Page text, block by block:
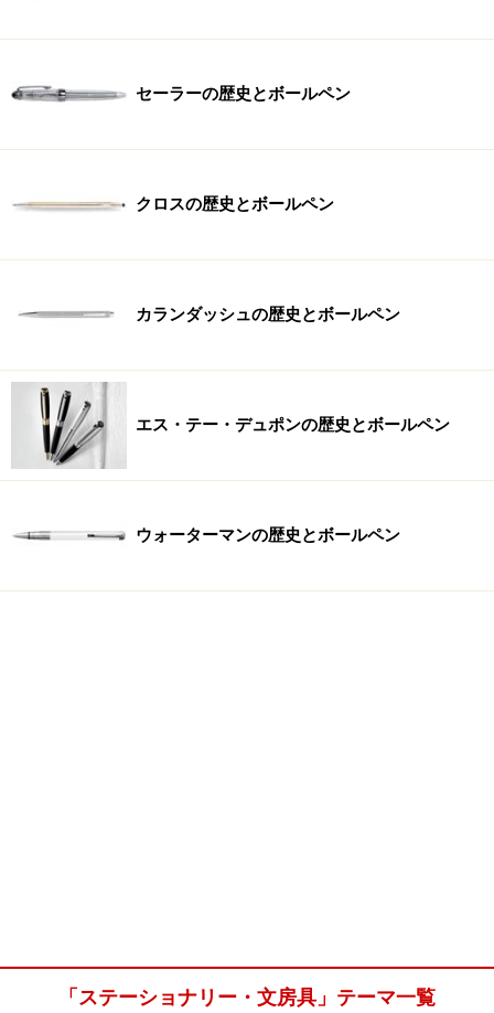
セーラーの歴史とボールペン
クロスの歴史とボールペン
カランダッシュの歴史とボールペン
エス・テー・デュポンの歴史とボールペン
ウォーターマンの歴史とボールペン
「ステーショナリー・文房具」テーマ一覧